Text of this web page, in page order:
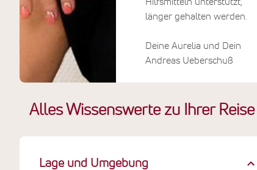
Alles Wissenswerte zu Ihrer Reise
Lage und Umgebung
länger gehalten werden.
Deine Aurelia und Dein
Andreas Ueberschuß